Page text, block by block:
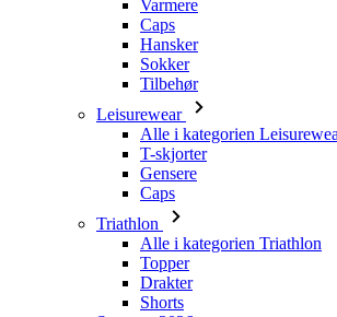
Leisurewear
Alle i kategorien Leisurewear
T-skjorter
Gensere
Triathlon
Alle i kategorien Triathlon
Topper
Drakter
Shorts
Sommer 2026
Team-replikker
Begrensede utgaver
Salg
Gavekort